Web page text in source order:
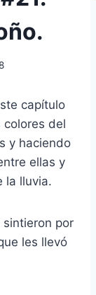
capítulo
colores del
y haciendo
ellas y
la lluvia.
por
les llevó